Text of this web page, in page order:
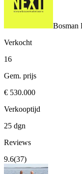
Bosman
Verkocht
16
Gem. prijs
€ 530.000
Verkooptijd
25 dgn
Reviews
9.6(37)